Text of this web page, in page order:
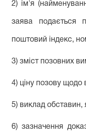
2) ім'я
заява подається
поштовий індекс,
3) зміст позовних
4) ціну позову щодо
5) виклад обставин,
6) зазначення